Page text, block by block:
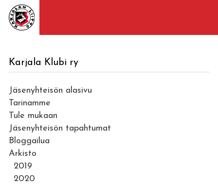
Karjala Klubi ry
Jäsenyhteisön alasivu
Tarinamme
Tule mukaan
Jäsenyhteisön tapahtumat
Bloggailua
Arkisto
2019
2020